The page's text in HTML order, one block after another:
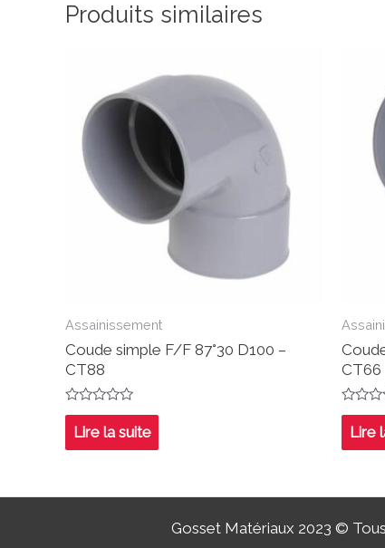
Produits similaires
Assainissement
Coude simple F/F 87°30 D100 –
CT88
Note
sur
5
Lire la suite
CT66
Note
sur
5
Lire
Gosset Matériaux 2023 ©